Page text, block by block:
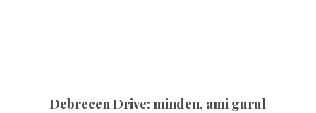
Debrecen Drive: minden, ami gurul